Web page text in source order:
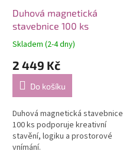
Duhová magnetická
stavebnice 100 ks
Skladem (2-4 dny)
2 449 Kč
Do košíku
Duhová magnetická stavebnice
100 ks podporuje kreativní
stavění, logiku a prostorové
vnímání.